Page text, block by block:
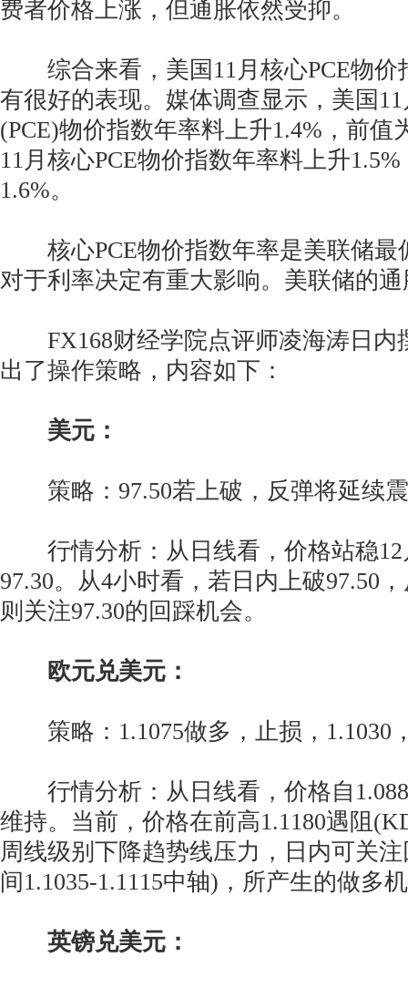
费者价格上涨，但通胀依然受抑。
综合来看，美国11月核心PCE物价
有很好的表现。媒体调查显示，美国
(PCE)物价指数年率料上升1.4%，前值
11月核心PCE物价指数年率料上升
1.6%。
核心PCE物价指数年率是美联储最
对于利率决定有重大影响。美联储的
FX168财经学院点评师凌海涛日内
出了操作策略，内容如下：
美元：
策略：97.50若上破，反弹将延续
行情分析：从日线看，价格站稳12
97.30。从4小时看，若日内上破97.50
则关注97.30的回踩机会。
欧元兑美元：
策略：1.1075做多，止损，1.1030
行情分析：从日线看，价格自
维持。当前，价格在前高1.1180遇阻
周线级别下降趋势线压力，日内可关
间1.1035-1.1115中轴)，所产生的做多
英镑兑美元：